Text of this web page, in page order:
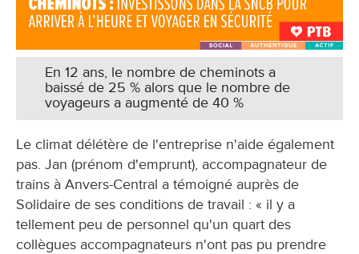
En 12 ans, le nombre de cheminots a
baissé de 25 % alors que le nombre de
voyageurs a augmenté de 40 %
Le climat délétère de l'entreprise n'aide également
pas. Jan (prénom d'emprunt), accompagnateur de
trains à Anvers-Central a témoigné auprès de
Solidaire de ses conditions de travail : « il y a
tellement peu de personnel qu'un quart des
collègues accompagnateurs n'ont pas pu prendre